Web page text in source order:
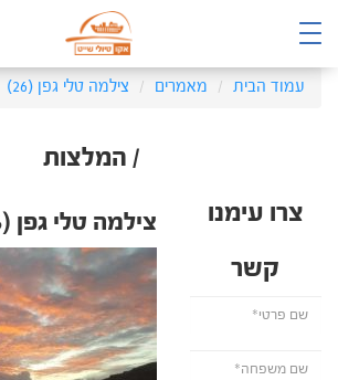
עמוד הבית מאמרים צילמה טלי גפן (26)
/ המלצות
צרו עימנו
קשר
צילמה טלי גפן (26)